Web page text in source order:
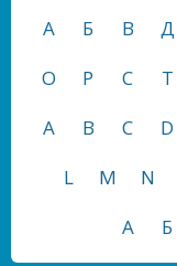
А Б В Д
О
Р С Т
A
B C D
L
M N
А
Б